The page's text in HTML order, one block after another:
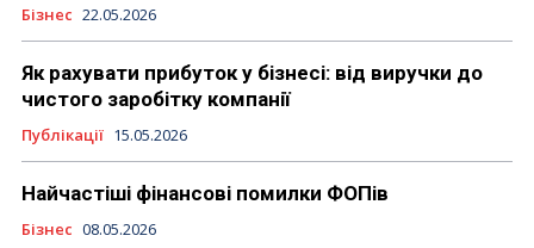
Бізнес 22.05.2026
Як рахувати прибуток у бізнесі: від виручки до
чистого заробітку компанії
Публікації 15.05.2026
Найчастіші фінансові помилки ФОПів
Бізнес 08.05.2026